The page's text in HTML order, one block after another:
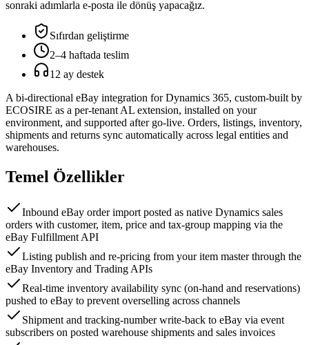
sonraki adımlarla e-posta ile dönüş yapacağız.
Sıfırdan geliştirme
2–4 haftada teslim
12 ay destek
A bi-directional eBay integration for Dynamics 365, custom-built by
ECOSIRE as a per-tenant AL extension, installed on your
environment, and supported after go-live. Orders, listings, inventory,
shipments and returns sync automatically across legal entities and
warehouses.
Temel Özellikler
Inbound eBay order import posted as native Dynamics sales
orders with customer, item, price and tax-group mapping via the
eBay Fulfillment API
Listing publish and re-pricing from your item master through the
eBay Inventory and Trading APIs
Real-time inventory availability sync (on-hand and reservations)
pushed to eBay to prevent overselling across channels
Shipment and tracking-number write-back to eBay via event
subscribers on posted warehouse shipments and sales invoices